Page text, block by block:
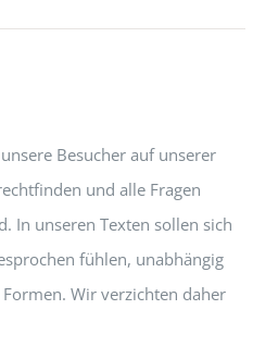
Besucher auf unserer
und alle Fragen
In unseren Texten sollen sich
fühlen, unabhängig
Wir verzichten daher